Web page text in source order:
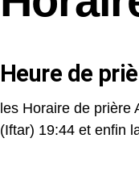
Heure de
les Horaire de prière
(Iftar) 19:44 et enfin